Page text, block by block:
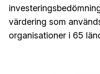
värdering som
organisationer i 65